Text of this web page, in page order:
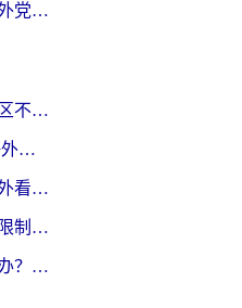
台湾怎么玩山海与妖灵？海外党国服游戏加速全攻略，告别延迟卡顿
在国外看世界杯直播当前地区不可播放？海外党必看的回国加速全攻略
当CCTV5仅限中国大陆，海外球迷的世界杯狂欢如何继续？
为什么咪咕体育的直播在海外看不了？3步解决海外看世界杯+抖音地区限制难题
海外电脑看世界杯直播地区限制怎么办？你需要一个聪明的加速器
海外看世界杯地区限制怎么办？一篇搞定咪咕视频播放+国内资源无缝访问指南